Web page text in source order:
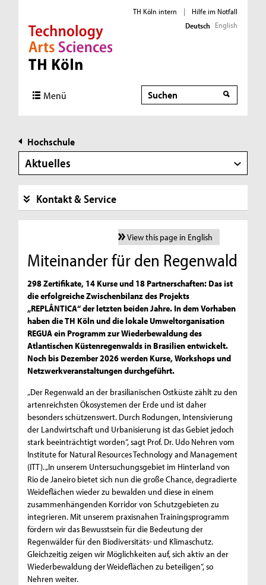
Direkt zur Hauptnavigation
Direkt zur Subnavigation
Direkt zum Inhalt
Direkt zum Fußbereich
TH Köln intern |
Hilfe im Notfall
Deutsch English
Menü Suche
Hochschule
Aktuelles
Kontakt & Service
View this page in English
Miteinander für den Regenwald
298 Zertifikate, 14 Kurse und 18 Partnerschaften: Das ist
die erfolgreiche Zwischenbilanz des Projekts
„REPLÂNTICA“ der letzten beiden Jahre. In dem Vorhaben
haben die TH Köln und die lokale Umweltorganisation
REGUA ein Programm zur Wiederbewaldung des
Atlantischen Küstenregenwalds in Brasilien entwickelt.
Noch bis Dezember 2026 werden Kurse, Workshops und
Netzwerkveranstaltungen durchgeführt.
„Der Regenwald an der brasilianischen Ostküste zählt zu den
artenreichsten Ökosystemen der Erde und ist daher
besonders schützenswert. Durch Rodungen, Intensivierung
der Landwirtschaft und Urbanisierung ist das Gebiet jedoch
stark beeinträchtigt worden“, sagt Prof. Dr. Udo Nehren vom
Institute for Natural Resources Technology and Management
(ITT). „In unserem Untersuchungsgebiet im Hinterland von
Rio de Janeiro bietet sich nun die große Chance, degradierte
Weideflächen wieder zu bewalden und diese in einem
zusammenhängenden Korridor von Schutzgebieten zu
integrieren. Mit unserem praxisnahen Trainingsprogramm
fördern wir das Bewusstsein für die Bedeutung der
Regenwälder für den Biodiversitäts- und Klimaschutz.
Gleichzeitig zeigen wir Möglichkeiten auf, sich aktiv an der
Wiederbewaldung der Weideflächen zu beteiligen“, so
Nehren weiter.